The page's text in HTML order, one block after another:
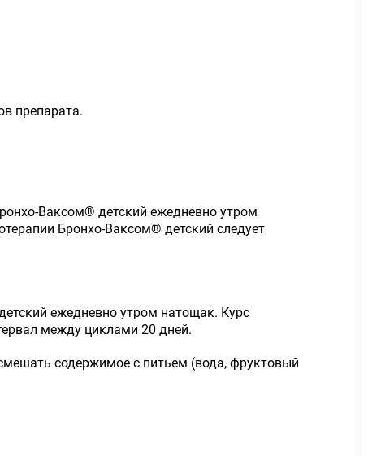
препарата.
Ваксом® детский ежедневно утром
Бронхо-Ваксом® детский следует
ежедневно утром натощак. Курс
между циклами 20 дней.
содержимое с питьем (вода, фруктовый